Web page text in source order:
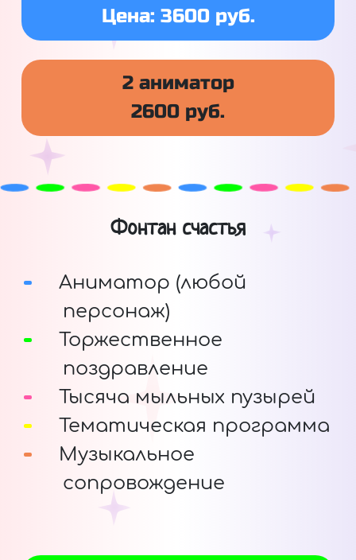
Цена: 3600 руб.
2 аниматор
2600 руб.
Фонтан счастья
Аниматор (любой
персонаж)
Торжественное
поздравление
Тысяча мыльных пузырей
Тематическая программа
Музыкальное
сопровождение